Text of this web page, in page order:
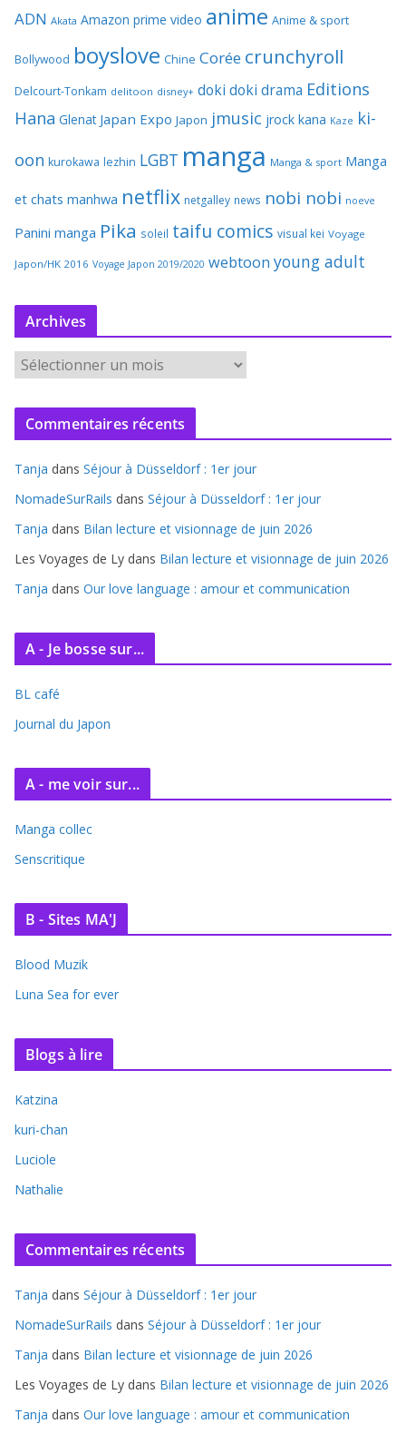
ADN Akata Amazon prime video anime Anime & sport
Bollywood boyslove Chine Corée crunchyroll
Delcourt-Tonkam delitoon disney+ doki doki drama Editions
Hana Glenat Japan Expo Japon jmusic jrock kana Kaze ki-
oon kurokawa lezhin LGBT manga Manga & sport Manga
et chats manhwa netflix netgalley news nobi nobi noeve
Panini manga Pika soleil taifu comics visual kei Voyage
Japon/HK 2016 Voyage Japon 2019/2020 webtoon young adult
Archives
c
v
e
s
Commentaires récents
Tanja dans Séjour à Düsseldorf : 1er jour
NomadeSurRails dans Séjour à Düsseldorf : 1er jour
Tanja dans Bilan lecture et visionnage de juin 2026
Les Voyages de Ly dans Bilan lecture et visionnage de juin 2026
Tanja dans Our love language : amour et communication
A - Je bosse sur...
BL café
Journal du Japon
A - me voir sur...
Manga collec
Senscritique
B - Sites MA'J
Blood Muzik
Luna Sea for ever
Blogs à lire
Katzina
kuri-chan
Luciole
Nathalie
Commentaires récents
Tanja dans Séjour à Düsseldorf : 1er jour
NomadeSurRails dans Séjour à Düsseldorf : 1er jour
Tanja dans Bilan lecture et visionnage de juin 2026
Les Voyages de Ly dans Bilan lecture et visionnage de juin 2026
Tanja dans Our love language : amour et communication